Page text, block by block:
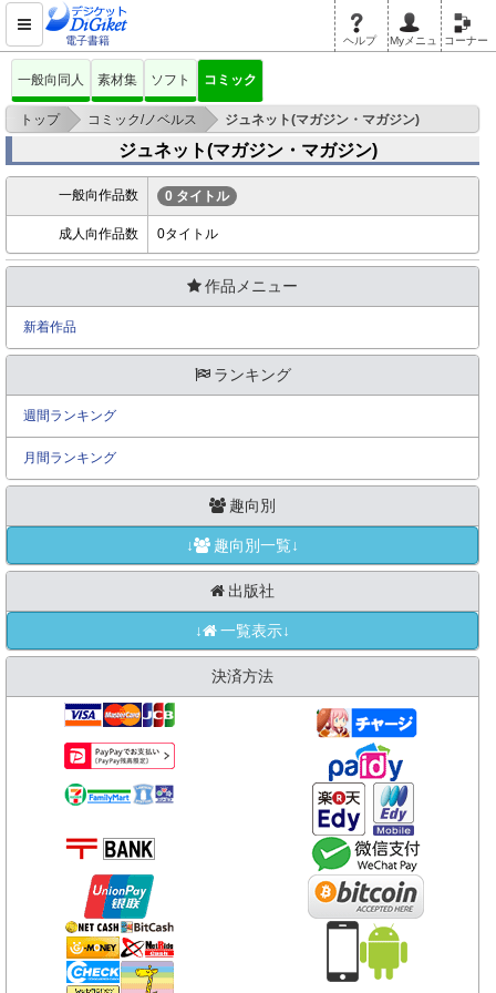
電子書籍 ヘルプ Myメニュ コーナー
一般向同人 素材集 ソフト コミック
トップ > コミック/ノベルス > ジュネット(マガジン・マガジン)
ジュネット(マガジン・マガジン)
一般向作品数 0 タイトル
成人向作品数 0タイトル
作品メニュー
新着作品
ランキング
週間ランキング
月間ランキング
趣向別
↓ 趣向別一覧↓
出版社
↓ 一覧表示↓
決済方法